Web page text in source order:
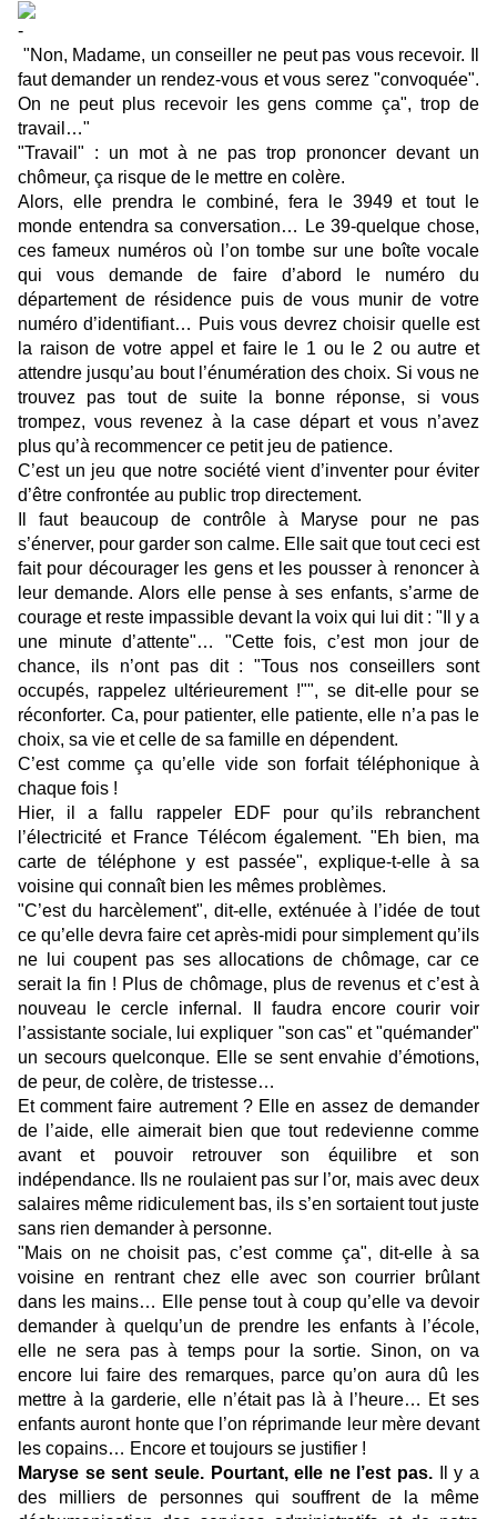
"Non, Madame, un conseiller ne peut pas vous recevoir. Il
faut demander un rendez-vous et vous serez "convoquée".
On ne peut plus recevoir les gens comme ça", trop de
travail…"
"Travail" : un mot à ne pas trop prononcer devant un
chômeur, ça risque de le mettre en colère.
Alors, elle prendra le combiné, fera le 3949 et tout le
monde entendra sa conversation… Le 39-quelque chose,
ces fameux numéros où l’on tombe sur une boîte vocale
qui vous demande de faire d’abord le numéro du
département de résidence puis de vous munir de votre
numéro d’identifiant… Puis vous devrez choisir quelle est
la raison de votre appel et faire le 1 ou le 2 ou autre et
attendre jusqu’au bout l’énumération des choix. Si vous ne
trouvez pas tout de suite la bonne réponse, si vous
trompez, vous revenez à la case départ et vous n’avez
plus qu’à recommencer ce petit jeu de patience.
C’est un jeu que notre société vient d’inventer pour éviter
d’être confrontée au public trop directement.
Il faut beaucoup de contrôle à Maryse pour ne pas
s’énerver, pour garder son calme. Elle sait que tout ceci est
fait pour décourager les gens et les pousser à renoncer à
leur demande. Alors elle pense à ses enfants, s’arme de
courage et reste impassible devant la voix qui lui dit : "Il y a
une minute d’attente"… "Cette fois, c’est mon jour de
chance, ils n’ont pas dit : "Tous nos conseillers sont
occupés, rappelez ultérieurement !"", se dit-elle pour se
réconforter. Ca, pour patienter, elle patiente, elle n’a pas le
choix, sa vie et celle de sa famille en dépendent.
C’est comme ça qu’elle vide son forfait téléphonique à
chaque fois !
Hier, il a fallu rappeler EDF pour qu’ils rebranchent
l’électricité et France Télécom également. "Eh bien, ma
carte de téléphone y est passée", explique-t-elle à sa
voisine qui connaît bien les mêmes problèmes.
"C’est du harcèlement", dit-elle, exténuée à l’idée de tout
ce qu’elle devra faire cet après-midi pour simplement qu’ils
ne lui coupent pas ses allocations de chômage, car ce
serait la fin ! Plus de chômage, plus de revenus et c’est à
nouveau le cercle infernal. Il faudra encore courir voir
l’assistante sociale, lui expliquer "son cas" et "quémander"
un secours quelconque. Elle se sent envahie d’émotions,
de peur, de colère, de tristesse…
Et comment faire autrement ? Elle en assez de demander
de l’aide, elle aimerait bien que tout redevienne comme
avant et pouvoir retrouver son équilibre et son
indépendance. Ils ne roulaient pas sur l’or, mais avec deux
salaires même ridiculement bas, ils s’en sortaient tout juste
sans rien demander à personne.
"Mais on ne choisit pas, c’est comme ça", dit-elle à sa
voisine en rentrant chez elle avec son courrier brûlant
dans les mains… Elle pense tout à coup qu’elle va devoir
demander à quelqu’un de prendre les enfants à l’école,
elle ne sera pas à temps pour la sortie. Sinon, on va
encore lui faire des remarques, parce qu’on aura dû les
mettre à la garderie, elle n’était pas là à l’heure… Et ses
enfants auront honte que l’on réprimande leur mère devant
les copains… Encore et toujours se justifier !
Maryse se sent seule. Pourtant, elle ne l’est pas. Il y a
des milliers de personnes qui souffrent de la même